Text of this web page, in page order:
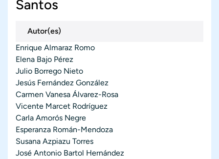
Santos
Autor(es)
Enrique Almaraz Romo
Elena Bajo Pérez
Julio Borrego Nieto
Jesús Fernández González
Carmen Vanesa Álvarez-Rosa
Vicente Marcet Rodríguez
Carla Amorós Negre
Esperanza Román-Mendoza
Susana Azpiazu Torres
José Antonio Bartol Hernández